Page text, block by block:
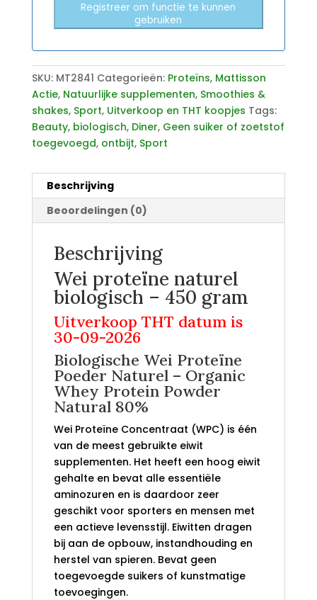
Registreer om functie te kunnen
gebruiken
SKU: MT2841 Categorieën: Proteïns, Mattisson
Actie, Natuurlijke supplementen, Smoothies &
shakes, Sport, Uitverkoop en THT koopjes Tags:
Beauty, biologisch, Diner, Geen suiker of zoetstof
toegevoegd, ontbijt, Sport
Beschrijving
Beoordelingen (0)
Beschrijving
Wei proteïne naturel
biologisch – 450 gram
Uitverkoop THT datum is
30-09-2026
Biologische Wei Proteïne
Poeder Naturel – Organic
Whey Protein Powder
Natural 80%
Wei Proteïne Concentraat (WPC) is één
van de meest gebruikte eiwit
supplementen. Het heeft een hoog eiwit
gehalte en bevat alle essentiële
aminozuren en is daardoor zeer
geschikt voor sporters en mensen met
een actieve levensstijl. Eiwitten dragen
bij aan de opbouw, instandhouding en
herstel van spieren. Bevat geen
toegevoegde suikers of kunstmatige
toevoegingen.